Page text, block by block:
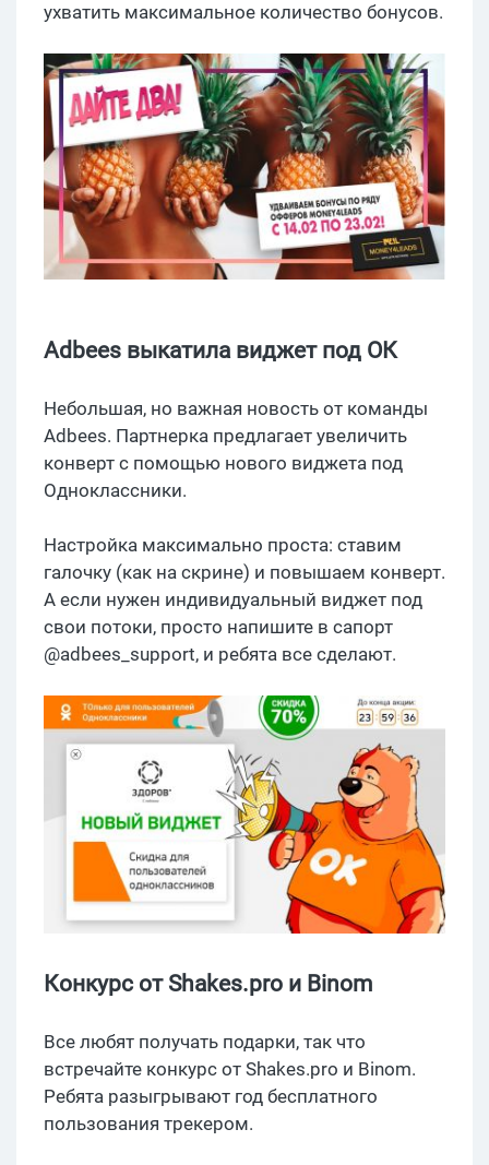
ухватить максимальное количество бонусов.
Adbees выкатила виджет под ОК
Небольшая, но важная новость от команды
Adbees. Партнерка предлагает увеличить
конверт с помощью нового виджета под
Одноклассники.
Настройка максимально проста: ставим
галочку (как на скрине) и повышаем конверт.
А если нужен индивидуальный виджет под
свои потоки, просто напишите в сапорт
@adbees_support, и ребята все сделают.
Конкурс от Shakes.pro и Binom
Все любят получать подарки, так что
встречайте конкурс от Shakes.pro и Binom.
Ребята разыгрывают год бесплатного
пользования трекером.